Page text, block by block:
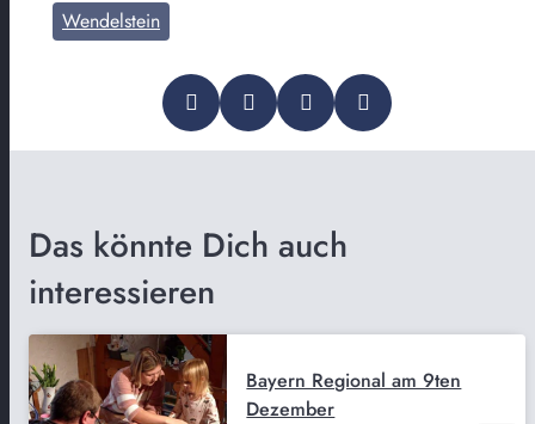
Wendelstein
Das könnte Dich auch
interessieren
Bayern Regional am 9ten
Dezember